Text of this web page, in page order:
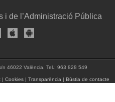
i de l’Administració Pública
n 46022 València. Tel.: 963 828 549
| Cookies| Transparència | Bústia de contacte